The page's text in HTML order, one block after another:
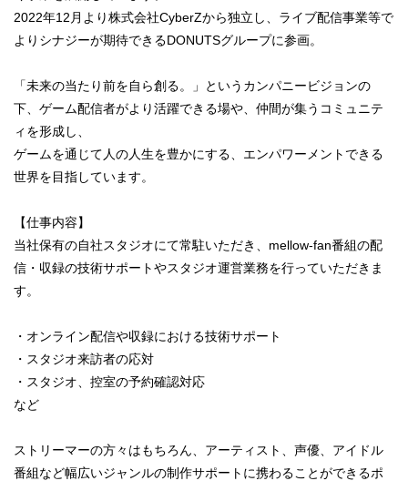
2022年12月より株式会社CyberZから独立し、ライブ配信事業等で
よりシナジーが期待できるDONUTSグループに参画。
「未来の当たり前を自ら創る。」というカンパニービジョンの
下、ゲーム配信者がより活躍できる場や、仲間が集うコミュニテ
ィを形成し、
ゲームを通じて人の人生を豊かにする、エンパワーメントできる
世界を目指しています。
【仕事内容】
当社保有の自社スタジオにて常駐いただき、mellow-fan番組の配
信・収録の技術サポートやスタジオ運営業務を行っていただきま
す。
・オンライン配信や収録における技術サポート
・スタジオ来訪者の応対
・スタジオ、控室の予約確認対応
など
ストリーマーの方々はもちろん、アーティスト、声優、アイドル
番組など幅広いジャンルの制作サポートに携わることができるポ